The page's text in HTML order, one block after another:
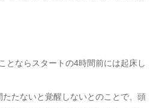
とならスタートの4時間前には起床し
たたないと覚醒しないとのことで、頭